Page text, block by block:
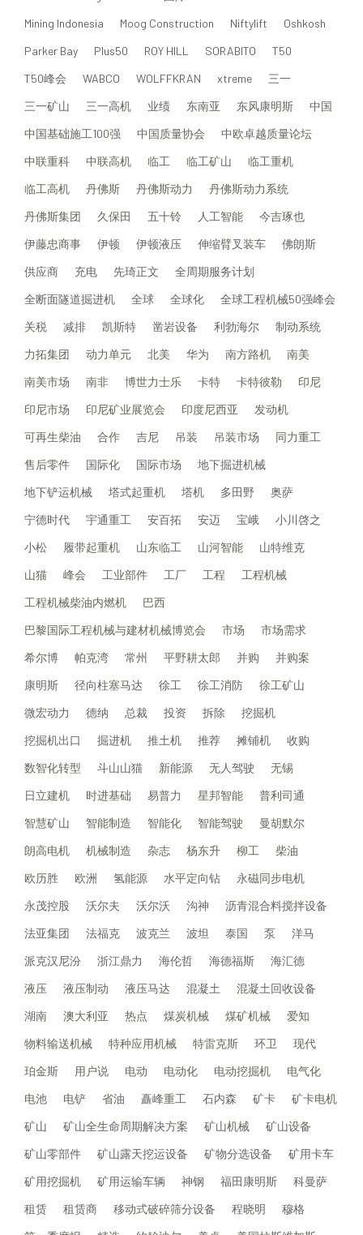
Mining Indonesia
Moog Construction Niftylift
Oshkosh
Parker Bay
Plus50 ROY HILL SORABITO
T50
T50峰会
WABCO WOLFFKRAN xtreme
三一
三一矿山
三一高机 业绩 东南亚 东风康明斯
中国
中国基础施工100强
中国质量协会
中欧卓越质量论坛
中联重科
中联高机 临工 临工矿山
临工重机
临工高机
丹佛斯 丹佛斯动力
丹佛斯动力系统
丹佛斯集团
久保田 五十铃 人工智能
今吉琢也
伊藤忠商事
伊顿 伊顿液压 伸缩臂叉装车
佛朗斯
供应商
充电 先琦正文
全周期服务计划
全断面隧道掘进机
全球 全球化
全球工程机械50强峰会
关税
减排 凯斯特 凿岩设备 利勃海尔
制动系统
力拓集团
动力单元 北美 华为 南方路机
南美
南美市场
南非 博世力士乐 卡特 卡特彼勒
印尼
印尼市场
印尼矿业展览会 印度尼西亚
发动机
可再生柴油
合作 吉尼 吊装 吊装市场
同力重工
售后零件
国际化 国际市场
地下掘进机械
地下铲运机械
塔式起重机 塔机 多田野
奥萨
宁德时代
宇通重工 安百拓 安迈 宝峨
小川啓之
小松
履带起重机 山东临工 山河智能
山特维克
山猫
峰会 工业部件 工厂 工程
工程机械
工程机械柴油内燃机
巴西
巴黎国际工程机械与建材机械博览会
市场
市场需求
希尔博
帕克湾 常州 平野耕太郎 并购
并购案
康明斯
径向柱塞马达 徐工 徐工消防
徐工矿山
微宏动力
德纳 总裁 投资 拆除
挖掘机
挖掘机出口
掘进机 推土机 推荐 摊铺机
收购
数智化转型
斗山山猫 新能源 无人驾驶
无锡
日立建机
时进基础 易普力 星邦智能
普利司通
智慧矿山
智能制造 智能化 智能驾驶
曼胡默尔
朗高电机
机械制造 杂志 杨东升 柳工
柴油
欧历胜
欧洲 氢能源 水平定向钻
永磁同步电机
永茂控股
沃尔夫 沃尔沃 沟神
沥青混合料搅拌设备
法亚集团
法福克 波克兰 波坦 泰国 泵
洋马
派克汉尼汾
浙江鼎力 海伦哲 海德福斯
海汇德
液压
液压制动 液压马达 混凝土
混凝土回收设备
湖南
澳大利亚 热点 煤炭机械 煤矿机械
爱知
物料输送机械
特种应用机械 特雷克斯 环卫
现代
珀金斯
用户说 电动 电动化 电动挖掘机
电气化
电池
电铲 省油 矗峰重工 石内森 矿卡
矿卡电机
矿山
矿山全生命周期解决方案 矿山机械
矿山设备
矿山零部件
矿山露天挖运设备 矿物分选设备
矿用卡车
矿用挖掘机
矿用运输车辆 神钢 福田康明斯
科曼萨
租赁
租赁商 移动式破碎筛分设备 程晓明
穆格